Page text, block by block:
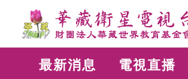
最新消息 電視直播